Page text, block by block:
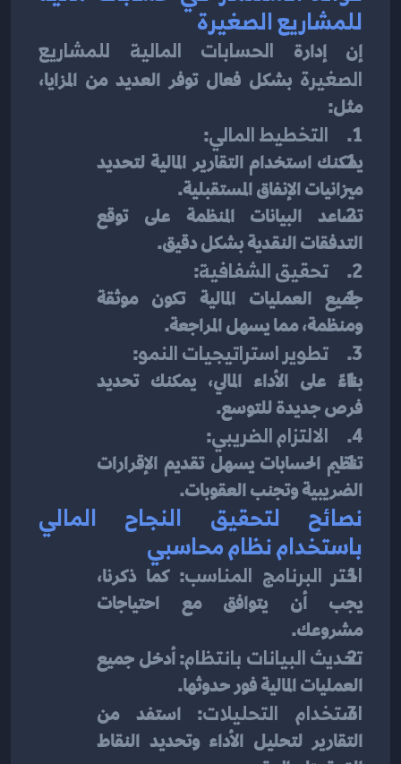
للمشاريع الصغيرة
إن إدارة
الصغيرة
مثل:
1. التخطيط المالي:
يمكنك استخدام التقارير المالية لتحديد
ميزانيات الإنفاق المستقبلية.
تساعد البيانات المنظمة على توقع
التدفقات النقدية بشكل دقيق.
2. تحقيق الشفافية:
جميع العمليات المالية تكون موثقة
ومنظمة، مما يسهل المراجعة.
3. تطوير استراتيجيات النمو:
بناءً على الأداء المالي، يمكنك تحديد
فرص جديدة للتوسع.
4. الالتزام الضريبي:
الضريبية وتجنب العقوبات.
باستخدام نظام محاسبي
اختر البرنامج المناسب
مشروعك.
تحديث البيانات بانتظام : أدخل جميع
العمليات المالية فور حدوثها.
استخدام التحليلات
التقارير لتحليل الأداء وتحديد النقاط